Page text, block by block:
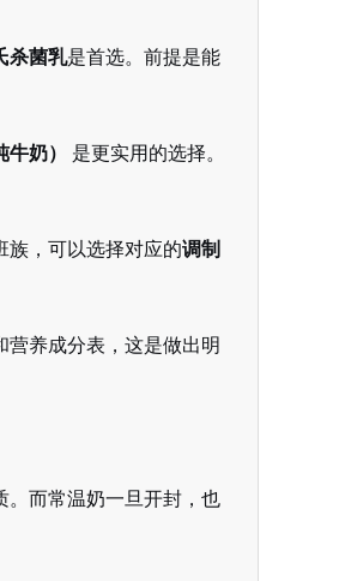
杀菌乳是首选。前提是能
奶）
是更实用的选择。
族，可以选择对应的调制
营养成分表，这是做出明
。而常温奶一旦开封，也